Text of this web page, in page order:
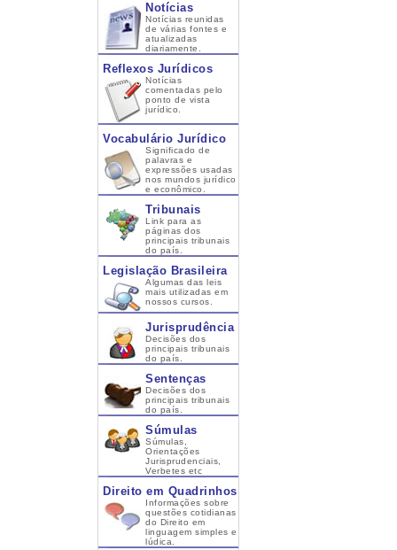
Notícias
Notícias reunidas
de várias fontes e
atualizadas
diariamente.
Reflexos Jurídicos
Notícias
comentadas pelo
ponto de vista
jurídico.
Vocabulário Jurídico
Significado de
palavras e
expressões usadas
nos mundos jurídico
e econômico.
Tribunais
Link para as
páginas dos
principais tribunais
do país.
Legislação Brasileira
Algumas das leis
mais utilizadas em
nossos cursos.
Jurisprudência
Decisões dos
principais tribunais
do país.
Sentenças
Decisões dos
principais tribunais
do país.
Súmulas
Súmulas,
Orientações
Jurisprudenciais,
Verbetes etc
Direito em Quadrinhos
Informações sobre
questões cotidianas
do Direito em
linguagem simples e
lúdica.